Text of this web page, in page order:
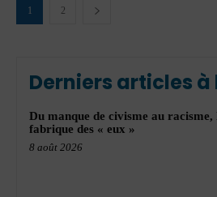
1 2
Derniers articles à
Du manque de civisme au racisme,
fabrique des « eux »
8 août 2026